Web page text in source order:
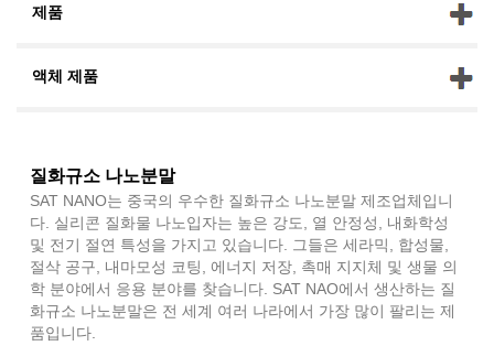
제품
액체 제품
질화규소 나노분말
SAT NANO는 중국의 우수한 질화규소 나노분말 제조업체입니
다. 실리콘 질화물 나노입자는 높은 강도, 열 안정성, 내화학성
및 전기 절연 특성을 가지고 있습니다. 그들은 세라믹, 합성물,
절삭 공구, 내마모성 코팅, 에너지 저장, 촉매 지지체 및 생물 의
학 분야에서 응용 분야를 찾습니다. SAT NAO에서 생산하는 질
화규소 나노분말은 전 세계 여러 나라에서 가장 많이 팔리는 제
품입니다.